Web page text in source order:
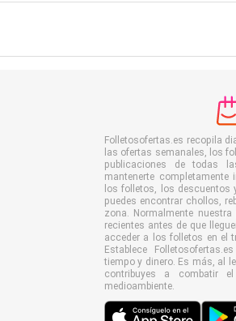
Folletosofertas.es recopila
las ofertas semanales, los
publicaciones de todas
mantenerte
los folletos, los descuentos
puedes encontrar chollos,
zona. Normalmente
recientes antes de que
acceder a los folletos en el
Establece
tiempo y dinero. Es más, al
contribuyes a combatir
medioambiente.